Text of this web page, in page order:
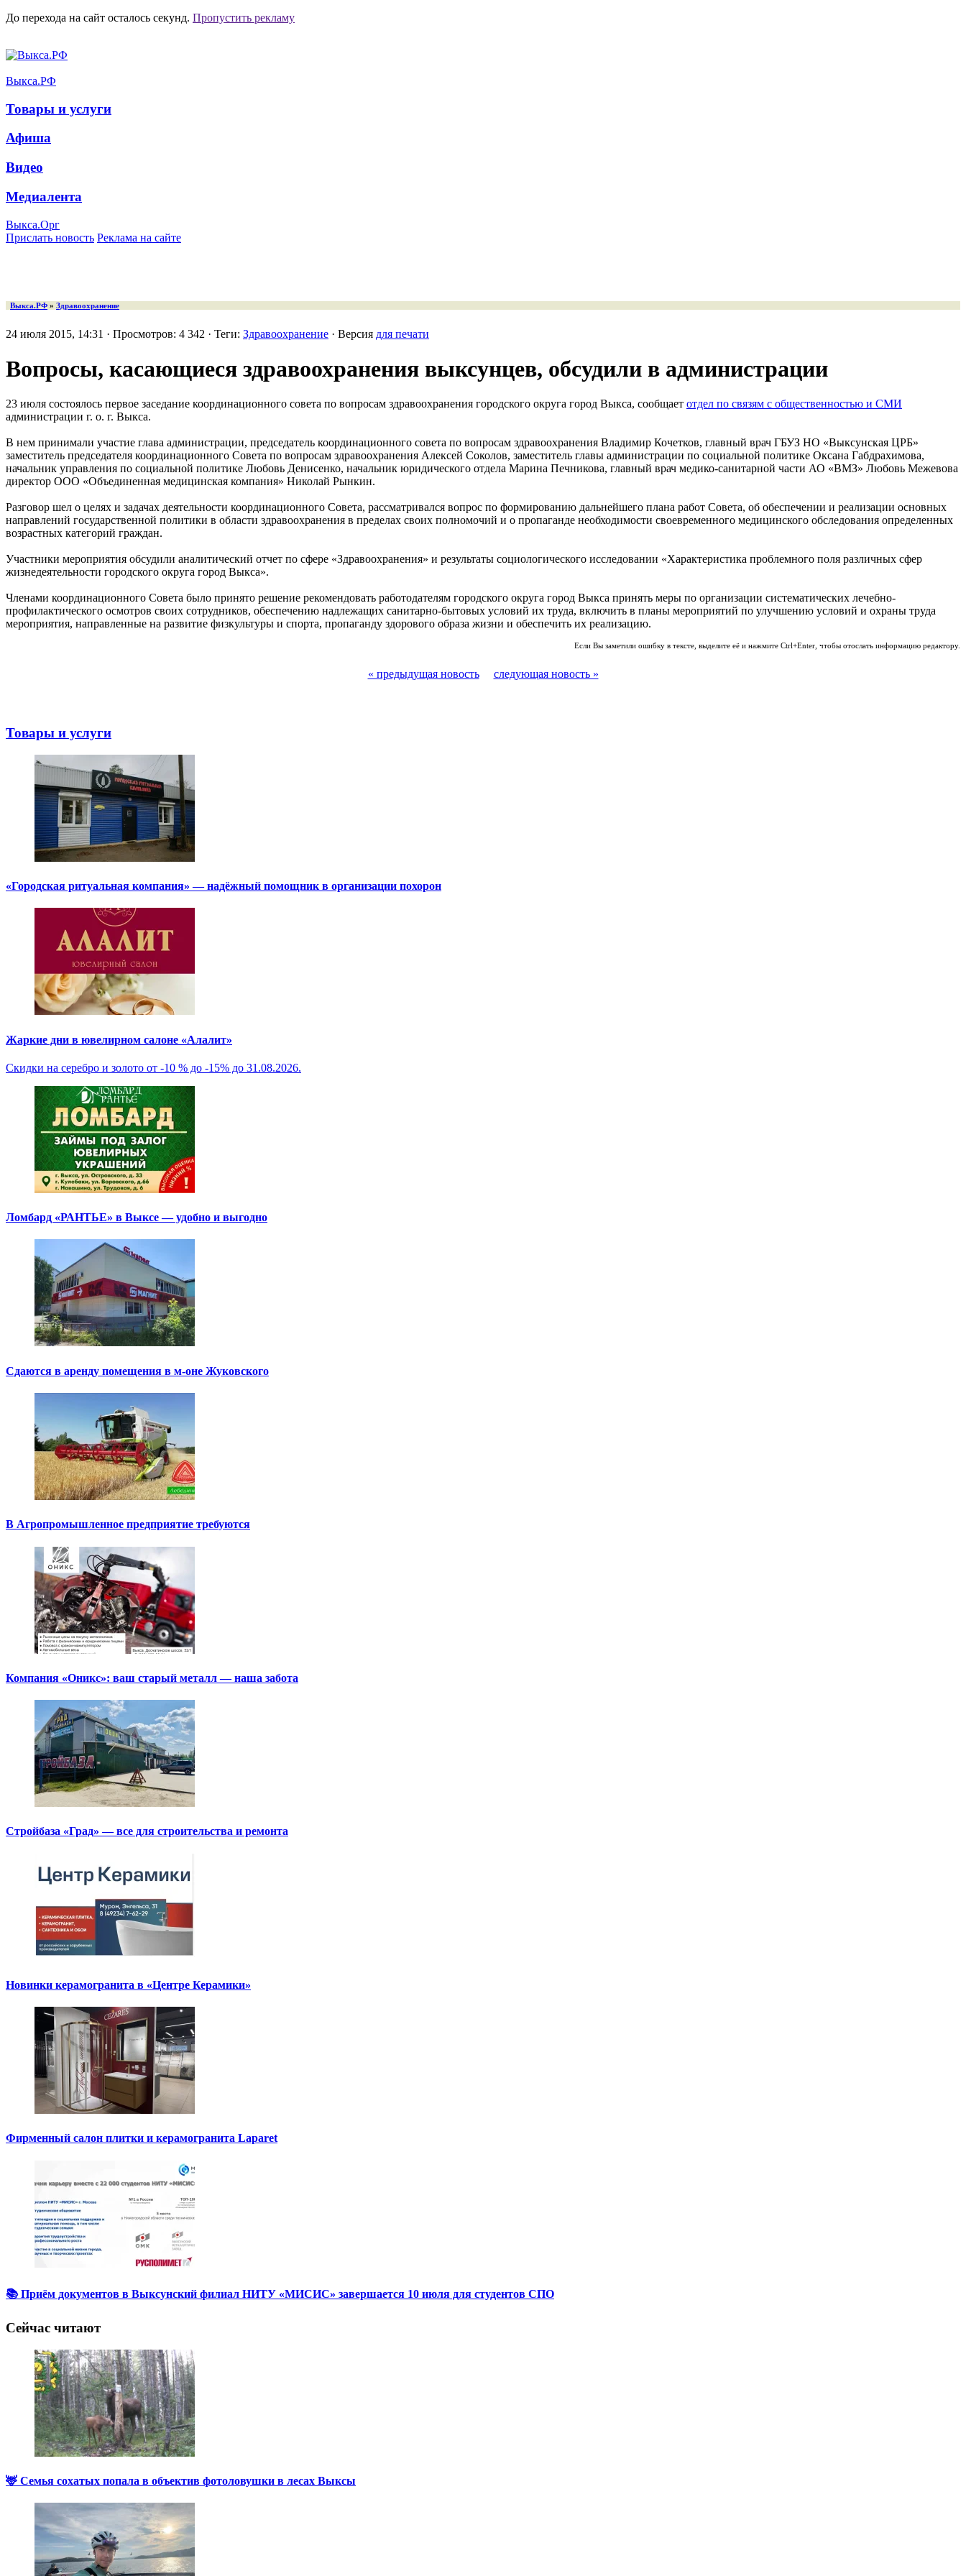
До перехода на сайт осталось секунд. Пропустить рекламу
Выкса.РФ
Товары и услуги
Афиша
Видео
Медиалента
Выкса.Орг
Прислать новость Реклама на сайте
Выкса.РФ » Здравоохранение
24 июля 2015, 14:31 · Просмотров: 4 342 · Теги: Здравоохранение · Версия для печати
Вопросы, касающиеся здравоохранения выксунцев, обсудили в администрации
23 июля состоялось первое заседание координационного совета по вопросам здравоохранения городского округа город Выкса, сообщает отдел по связям с общественностью и СМИ
администрации г. о. г. Выкса.
В нем принимали участие глава администрации, председатель координационного совета по вопросам здравоохранения Владимир Кочетков, главный врач ГБУЗ НО «Выксунская ЦРБ»
заместитель председателя координационного Совета по вопросам здравоохранения Алексей Соколов, заместитель главы администрации по социальной политике Оксана Габдрахимова,
начальник управления по социальной политике Любовь Денисенко, начальник юридического отдела Марина Печникова, главный врач медико-санитарной части АО «ВМЗ» Любовь Межевова
директор ООО «Объединенная медицинская компания» Николай Рынкин.
Разговор шел о целях и задачах деятельности координационного Совета, рассматривался вопрос по формированию дальнейшего плана работ Совета, об обеспечении и реализации основных
направлений государственной политики в области здравоохранения в пределах своих полномочий и о пропаганде необходимости своевременного медицинского обследования определенных
возрастных категорий граждан.
Участники мероприятия обсудили аналитический отчет по сфере «Здравоохранения» и результаты социологического исследовании «Характеристика проблемного поля различных сфер
жизнедеятельности городского округа город Выкса».
Членами координационного Совета было принято решение рекомендовать работодателям городского округа город Выкса принять меры по организации систематических лечебно-
профилактического осмотров своих сотрудников, обеспечению надлежащих санитарно-бытовых условий их труда, включить в планы мероприятий по улучшению условий и охраны труда
мероприятия, направленные на развитие физкультуры и спорта, пропаганду здорового образа жизни и обеспечить их реализацию.
Если Вы заметили ошибку в тексте, выделите её и нажмите Ctrl+Enter, чтобы отослать информацию редактору.
« предыдущая новость следующая новость »
Товары и услуги
«Городская ритуальная компания» — надёжный помощник в организации похорон
Жаркие дни в ювелирном салоне «Алалит»
Скидки на серебро и золото от -10 % до -15% до 31.08.2026.
Ломбард «РАНТЬЕ» в Выксе — удобно и выгодно
Сдаются в аренду помещения в м-оне Жуковского
В Агропромышленное предприятие требуются
Компания «Оникс»: ваш старый металл — наша забота
Стройбаза «Град» — все для строительства и ремонта
Новинки керамогранита в «Центре Керамики»
Фирменный салон плитки и керамогранита Laparet
📚 Приём документов в Выксунский филиал НИТУ «МИСИС» завершается 10 июля для студентов СПО
Сейчас читают
🦌 Семья сохатых попала в объектив фотоловушки в лесах Выксы